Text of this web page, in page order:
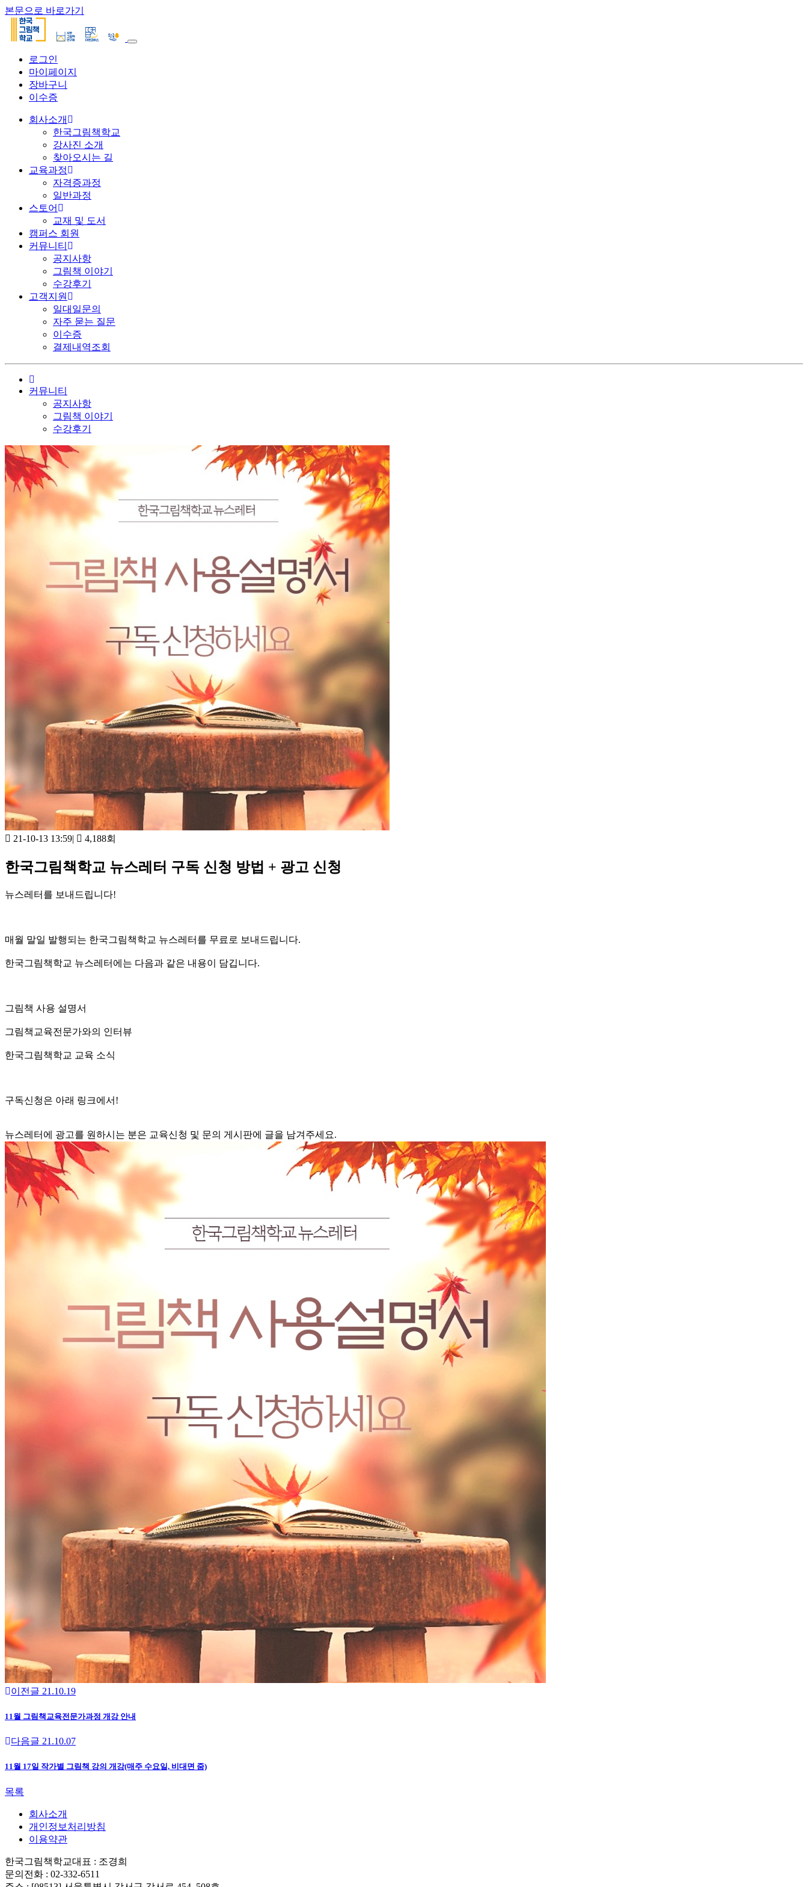
본문으로 바로가기
로그인
마이페이지
장바구니
이수증
회사소개
한국그림책학교
강사진 소개
찾아오시는 길
교육과정
자격증과정
일반과정
스토어
교재 및 도서
캠퍼스 회원
커뮤니티
공지사항
그림책 이야기
수강후기
고객지원
일대일문의
자주 묻는 질문
이수증
결제내역조회
커뮤니티
공지사항
그림책 이야기
수강후기
21-10-13 13:59| 4,188회
한국그림책학교 뉴스레터 구독 신청 방법 + 광고 신청
뉴스레터를 보내드립니다!
매월 말일 발행되는 한국그림책학교 뉴스레터를 무료로 보내드립니다.
한국그림책학교 뉴스레터에는 다음과 같은 내용이 담깁니다.
그림책 사용 설명서
그림책교육전문가와의 인터뷰
한국그림책학교 교육 소식
구독신청은 아래 링크에서!
뉴스레터에 광고를 원하시는 분은 교육신청 및 문의 게시판에 글을 남겨주세요.
이전글 21.10.19
11월 그림책교육전문가과정 개강 안내
다음글 21.10.07
11월 17일 작가별 그림책 강의 개강(매주 수요일, 비대면 줌)
목록
회사소개
개인정보처리방침
이용약관
한국그림책학교대표 : 조경희
문의전화 : 02-332-6511